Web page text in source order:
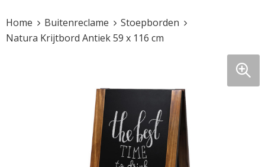
Kleding & caps
Tassen en reizen
Beurs en evenementen
Sinterklaas
Home Buitenreclame
Stoepborden
Natura Krijtbord Antiek 59 x 116 cm